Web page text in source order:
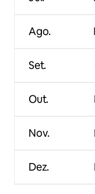
Ago.
Set.
Out.
Nov.
Dez.